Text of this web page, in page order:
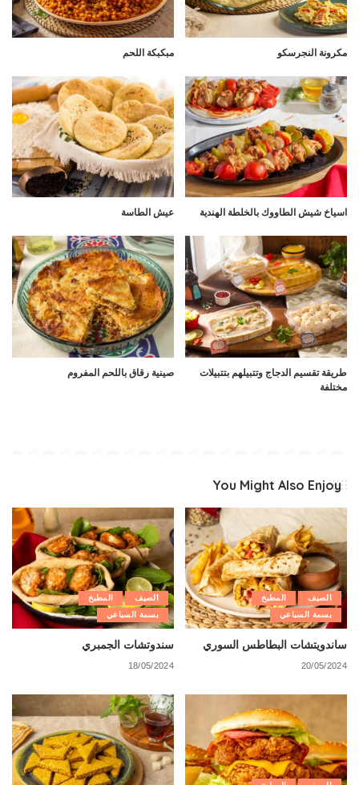
مكرونة النجرسكو مبكبكة اللحم
اسياخ شيش الطاووك بالخلطة الهندية عيش الطاسة
طريقة تقسيم الدجاج وتتبيلهم بتتبيلات
مختلفة
صينية رقاق باللحم المفروم
You Might Also Enjoy
الصيف
المطبخ
بسمة السباعي
ساندويتشات البطاطس السوري
20/05/2024
الصيف
المطبخ
بسمة السباعي
سندوتشات الجمبري
18/05/2024